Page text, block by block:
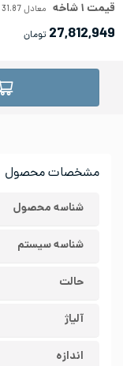
مشخصات محصول
شناسه محصول
شناسه سیستم
حالت
آلیاژ
اندازه
قیمت ۱شاخه معادل31.87
27,812,949 تومان